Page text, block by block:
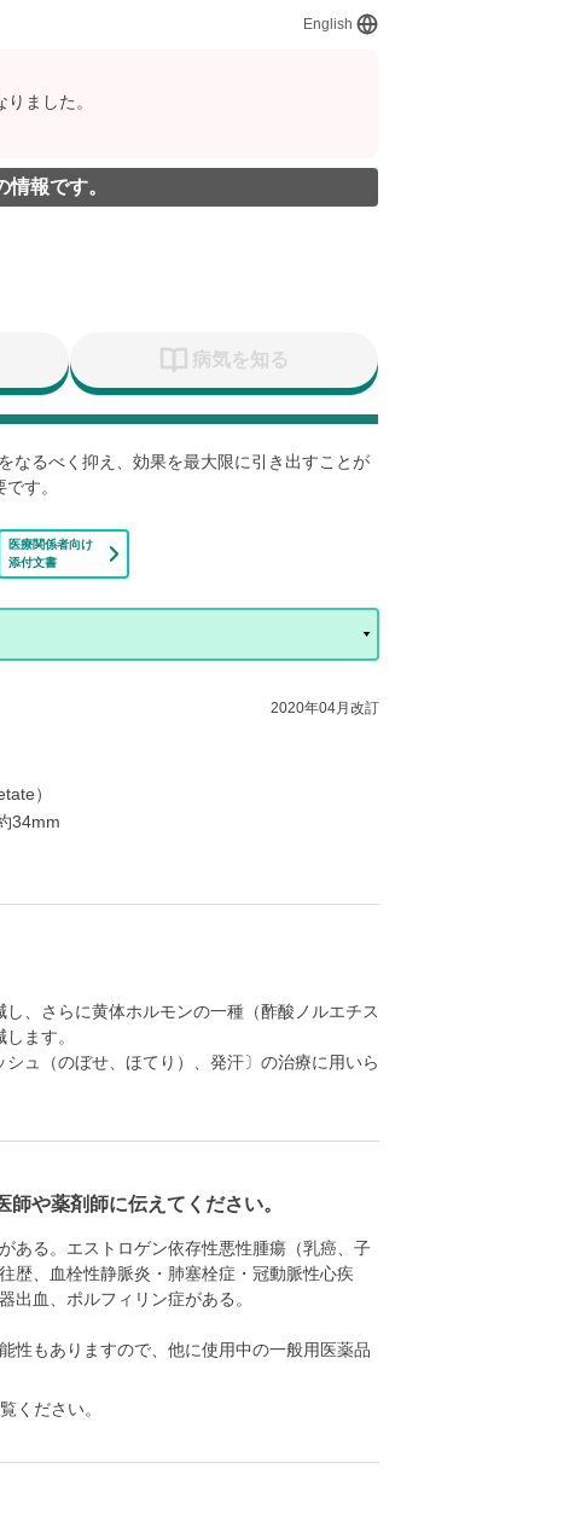
English
ました。
報です。
病気を知る
なるべく抑え、効果を最大限に引き出すことが
す。
医療関係者向け
添付文書
2020年04月改訂
）
34mm
、さらに黄体ホルモンの一種（酢酸ノルエチス
ます。
ュ（のぼせ、ほてり）、発汗〕の治療に用いら
や薬剤師に伝えてください。
ある。エストロゲン依存性悪性腫瘍（乳癌、子
歴、血栓性静脈炎・肺塞栓症・冠動脈性心疾
出血、ポルフィリン症がある。
性もありますので、他に使用中の一般用医薬品
ください。